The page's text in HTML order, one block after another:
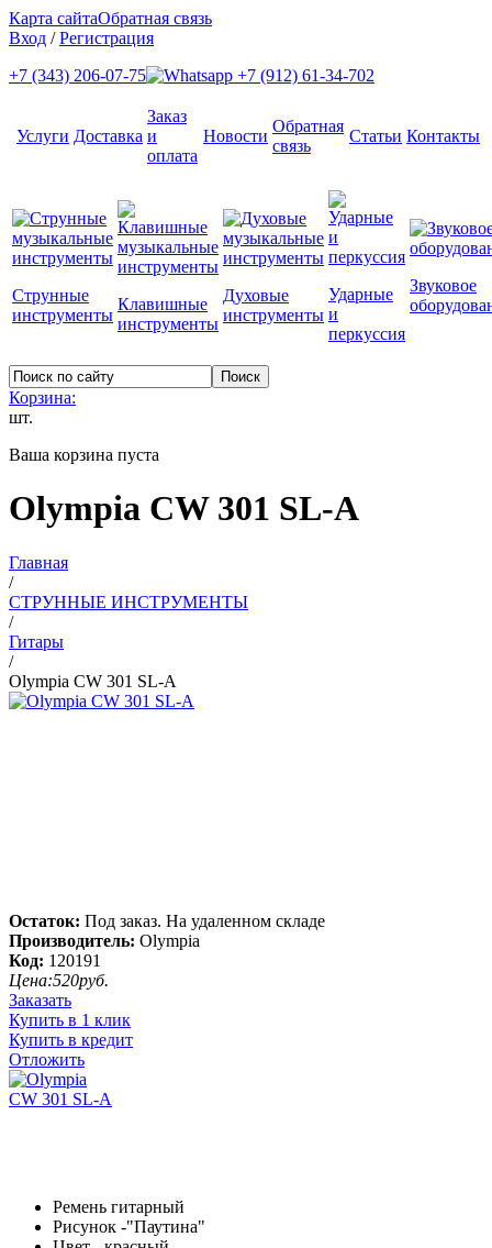
Карта сайтаОбратная связь
Вход /Регистрация
+7 (343) 206-07-75
+7 (912) 61-34-702
Услуги Доставка
Заказ
и
оплата
Новости
Обратная
связь
Статьи Контакты
Струнные
инструменты
Клавишные
инструменты
Духовые
инструменты
Ударные
и
перкуссия
Звуковое
Корзина:
шт.
Ваша корзина пуста
Olympia CW 301 SL-A
Главная
/
СТРУННЫЕ ИНСТРУМЕНТЫ
/
Гитары
/
Olympia CW 301 SL-A
Остаток: Под заказ. На удаленном складе
Производитель: Olympia
Код: 120191
Цена:520руб.
Заказать
Купить в 1 клик
Купить в кредит
Отложить
Ремень гитарный
Рисунок -"Паутина"